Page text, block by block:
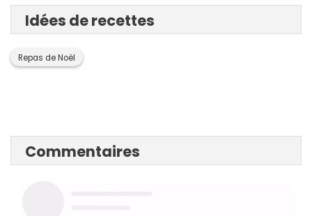
Idées de recettes
Repas de Noël
Commentaires